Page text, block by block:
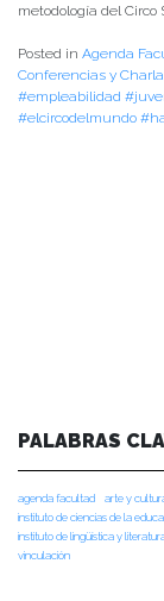
metodología del Circo
Posted in Agenda
Conferencias y
#empleabilidad
#elcircodelmundo
PALABRAS
agenda facultad arte y
instituto de ciencias de la
instituto de lingüística y
vinculación